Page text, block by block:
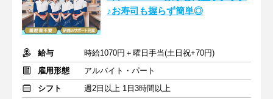
♪お寿司も握らず簡単◎
給与
時給1070円＋曜日手当(土日祝+70円)
雇用形態
アルバイト・パート
シフト
週2日以上 1日3時間以上